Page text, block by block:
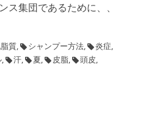
ス集団であるために、、
質, シャンプー方法, 炎症,
, 汗, 夏, 皮脂, 頭皮,